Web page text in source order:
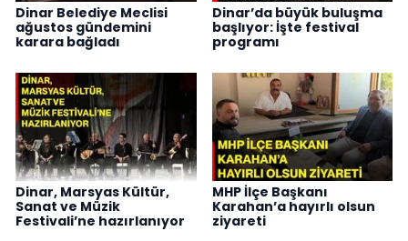
Dinar Belediye Meclisi
ağustos gündemini
karara bağladı
Dinar’da büyük buluşma
başlıyor: İşte festival
programı
Dinar, Marsyas Kültür,
Sanat ve Müzik
Festivali’ne hazırlanıyor
MHP İlçe Başkanı
Karahan’a hayırlı olsun
ziyareti